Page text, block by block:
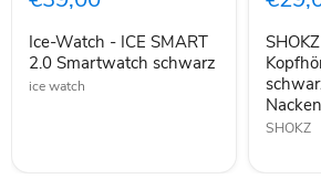
SMART
Smartwatch
schwarz
Ice-Watch - ICE SMART
2.0 Smartwatch schwarz
ice watch
schwarz
Sport
SHOKZ